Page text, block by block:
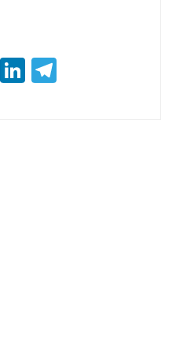
WhatsApp
LinkedIn